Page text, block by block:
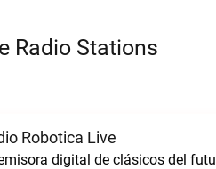
Radio Stations
Robotica Live
digital de clásicos del